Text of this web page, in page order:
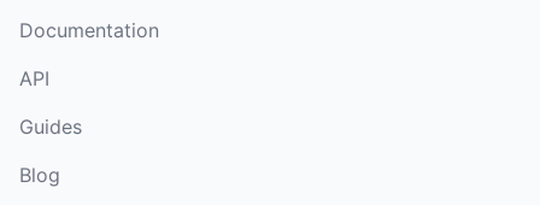
Documentation
API
Guides
Blog